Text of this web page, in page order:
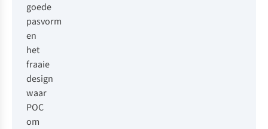
goede
pasvorm
en
het
fraaie
design
waar
POC
om